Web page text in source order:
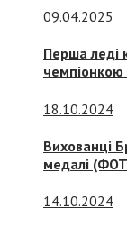
09.04.2025
Перша леді
18.10.2024
Вихованці
медалі
14.10.2024